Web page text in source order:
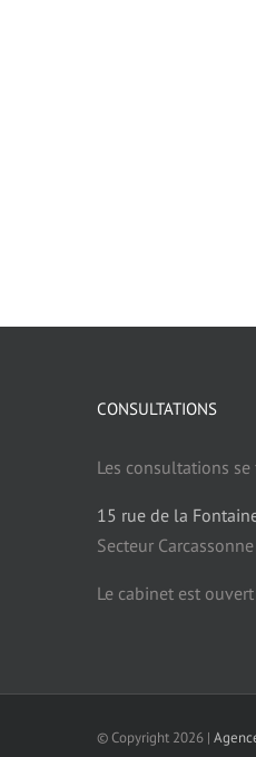
CONSULTATIONS
Les consultations
15 rue de la
Secteur
Le cabinet est
© Copyright 2026 |